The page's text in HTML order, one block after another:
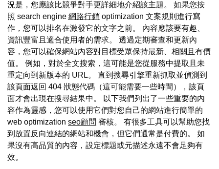
況是，您應該比競爭對手更詳細地介紹該主題。 如果您按
照 search engine 網路行銷 optimization 文案規則進行寫
作，您可以排名在激發它的文字之前。 內容應該要有趣、
資訊豐富且適合使用者的需求。 透過定期審查和更新內
容，您可以確保網站內容對目標受眾保持最新、相關且有價
值。 例如，對於全文搜索，這可能是您從服務中提取且未
重定向到新版本的 URL。 直到搜尋引擎重新抓取並偵測到
該頁面返回 404 狀態代碼（這可能需要一些時間），該頁
面才會出現在搜尋結果中。 以下我們列出了一些重要的內
容作為靈感，您可以使用它們對您自己的網站進行簡單的
web optimization seo顧問 審核。 有很多工具可以幫助您找
到放置反向連結的網站和機會，但它們通常是付費的。 如
果沒有高品質的內容，設定標題或元描述永遠不會足夠有
效。